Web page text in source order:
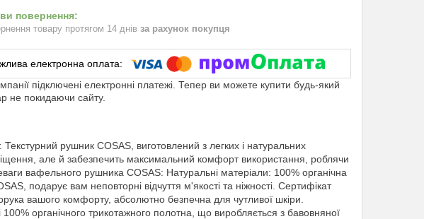
товару протягом 14 днів за рахунок покупця
підключені електронні платежі. Тепер ви можете купити будь-який
не покидаючи сайту.
рушник COSAS, виготовлений з легких і натуральних
але й забезпечить максимальний комфорт використання, роблячи
вафельного рушника COSAS: Натуральні матеріали: 100% органічна
подарує вам неповторні відчуття м'якості та ніжності. Сертифікат
вашого комфорту, абсолютно безпечна для чутливої шкіри.
100% органічного трикотажного полотна, що виробляється з бавовняної